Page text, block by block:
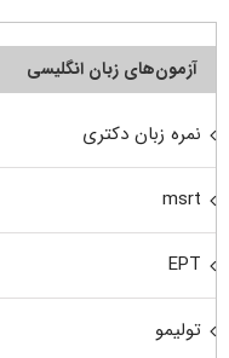
آزمون‌های زبان انگلیسی
نمره زبان دکتری
msrt
EPT
تولیمو